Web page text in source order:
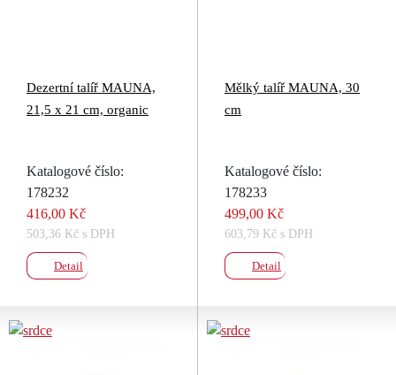
Dezertní talíř MAUNA,
21,5 x 21 cm, organic
Katalogové číslo:
178232
416,00 Kč
503,36 Kč s DPH
Detail
Mělký talíř MAUNA, 30
cm
Katalogové číslo:
178233
499,00 Kč
603,79 Kč s DPH
Detail